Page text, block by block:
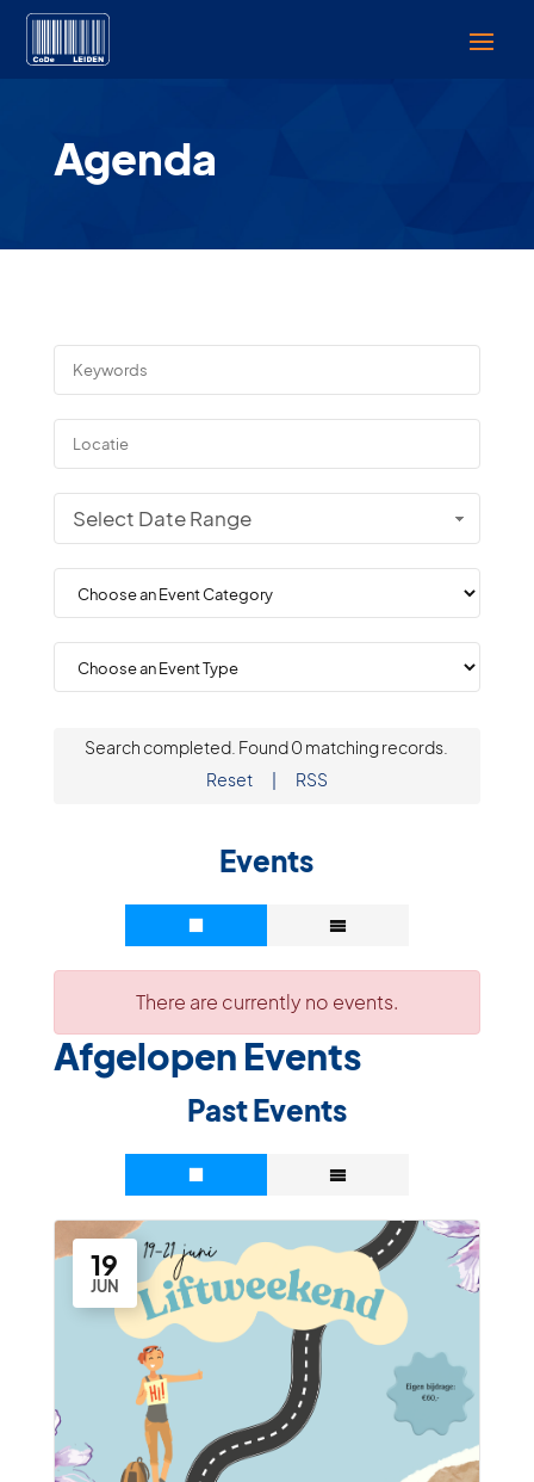
Agenda
Select Date Range
Search completed. Found 0 matching records.
Reset
| RSS
Events
There are currently no events.
Afgelopen Events
Past Events
19
JUN